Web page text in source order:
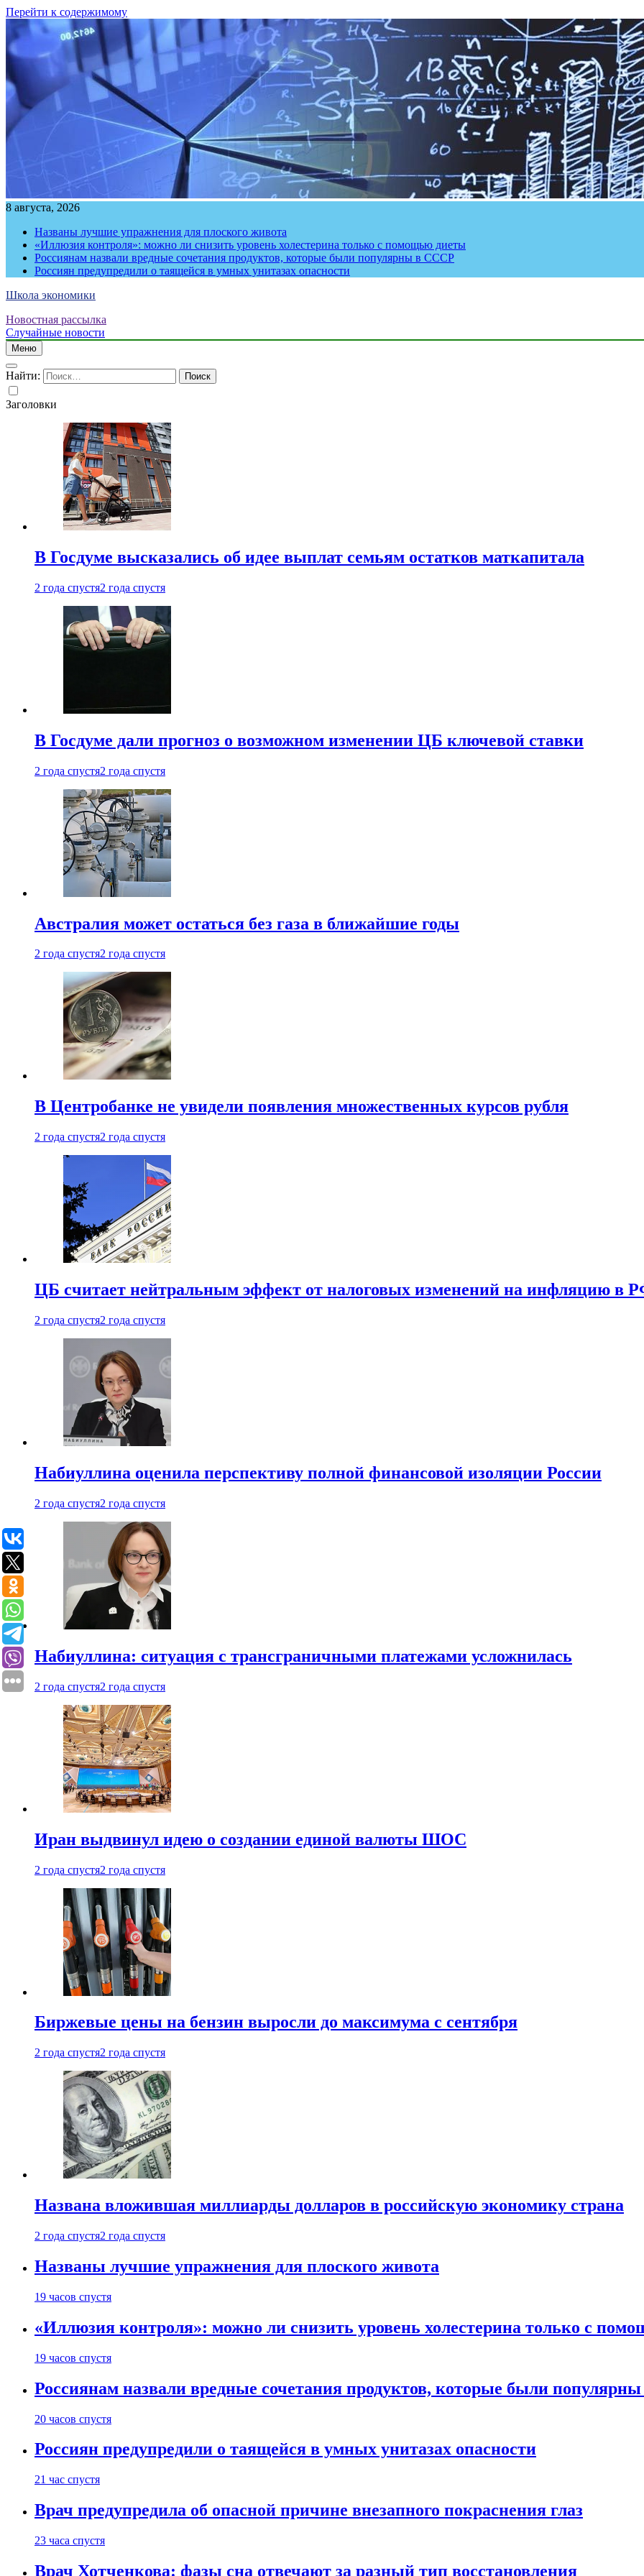
Перейти к содержимому
8 августа, 2026
Названы лучшие упражнения для плоского живота
«Иллюзия контроля»: можно ли снизить уровень холестерина только с помощью диеты
Россиянам назвали вредные сочетания продуктов, которые были популярны в СССР
Россиян предупредили о таящейся в умных унитазах опасности
Школа экономики
Новостная рассылка
Случайные новости
Меню
Найти:
Заголовки
В Госдуме высказались об идее выплат семьям остатков маткапитала
2 года спустя2 года спустя
В Госдуме дали прогноз о возможном изменении ЦБ ключевой ставки
2 года спустя2 года спустя
Австралия может остаться без газа в ближайшие годы
2 года спустя2 года спустя
В Центробанке не увидели появления множественных курсов рубля
2 года спустя2 года спустя
ЦБ считает нейтральным эффект от налоговых изменений на инфляцию в
2 года спустя2 года спустя
Набиуллина оценила перспективу полной финансовой изоляции России
2 года спустя2 года спустя
Набиуллина: ситуация с трансграничными платежами усложнилась
2 года спустя2 года спустя
Иран выдвинул идею о создании единой валюты ШОС
2 года спустя2 года спустя
Биржевые цены на бензин выросли до максимума с сентября
2 года спустя2 года спустя
Названа вложившая миллиарды долларов в российскую экономику страна
2 года спустя2 года спустя
Названы лучшие упражнения для плоского живота
19 часов спустя
«Иллюзия контроля»: можно ли снизить уровень холестерина только с
19 часов спустя
Россиянам назвали вредные сочетания продуктов, которые были
20 часов спустя
Россиян предупредили о таящейся в умных унитазах опасности
21 час спустя
Врач предупредила об опасной причине внезапного покраснения глаз
23 часа спустя
Врач Хотченкова: фазы сна отвечают за разный тип восстановления